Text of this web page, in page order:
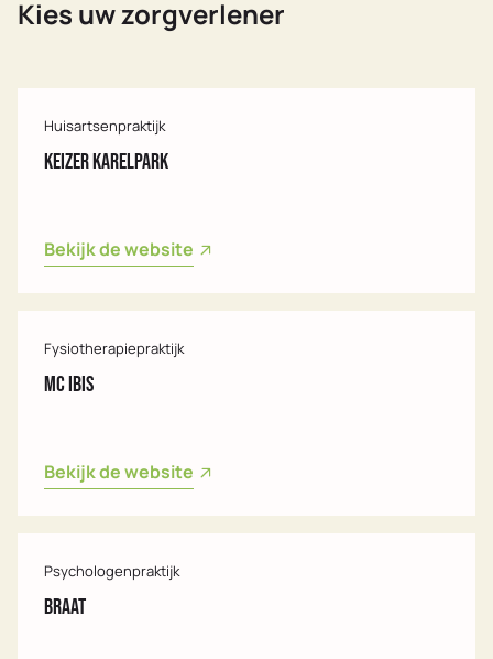
Kies uw zorgverlener
Huisartsenpraktijk
Keizer Karelpark
Bekijk de website
Fysiotherapiepraktijk
MC Ibis
Bekijk de website
Psychologenpraktijk
Braat